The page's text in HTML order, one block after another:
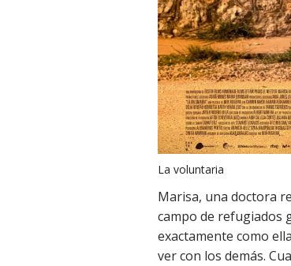
La voluntaria
Marisa, una doctora
campo de refugiados
exactamente como
ver con los demás.